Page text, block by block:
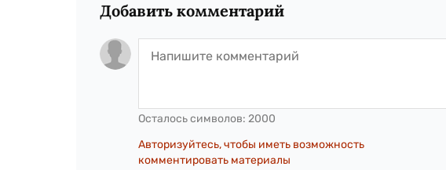
Добавить комментарий
Осталось символов: 2000
Авторизуйтесь, чтобы иметь возможность
комментировать материалы